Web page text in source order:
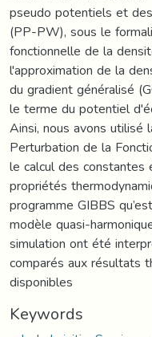
pseudo potentiels et
(PP-PW), sous le
fonctionnelle de la
l'approximation de la
du gradient généralisé
le terme du potentiel
Ainsi, nous avons utilisé
Perturbation de la
le calcul des constantes
propriétés
programme GIBBS
modèle quasi-
simulation ont été
comparés aux résultats
disponibles
Keywords